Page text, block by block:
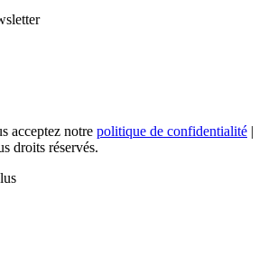
acceptez notre politique de confidentialité |
droits réservés.